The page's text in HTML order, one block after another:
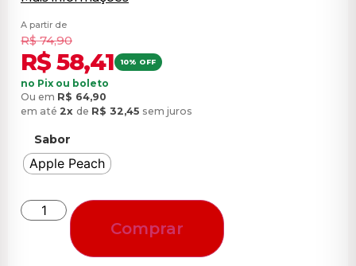
A partir de
R$74,90
R$58,41 10% OFF
no Pix ou boleto
Ou em R$ 64,90
em até 2x de R$ 32,45 sem juros
Sabor
Apple Peach
Comprar